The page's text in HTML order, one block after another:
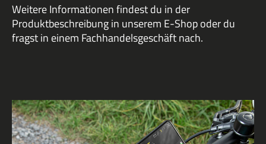
Weitere Informationen findest du in der
Produktbeschreibung in unserem E-Shop oder du
fragst in einem Fachhandelsgeschäft nach.